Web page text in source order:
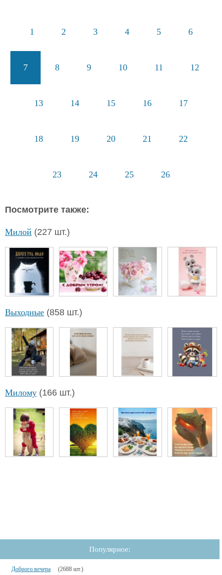
1 2 3 4 5 6
7 8 9 10 11 12
13 14 15 16 17
18 19 20 21 22
23 24 25 26
Посмотрите также:
Милой (227 шт.)
Выходные (858 шт.)
Милому (166 шт.)
Популярное:
Доброго вечера (2688 шт.)